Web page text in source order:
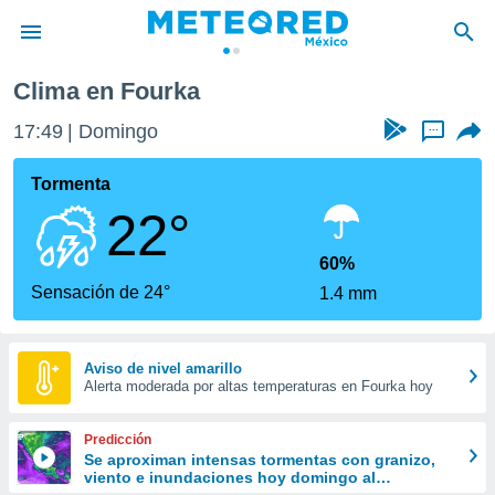
de
ha sido
para
que se
calidad.
a este
las
y
forma
digital
basada
Clima en Fourka
17:49 Domingo ...
Tormenta
22°
Sensación de 24°
60%
1.4 mm
Aviso de nivel amarillo
Alerta moderada por altas temperaturas en Fourka hoy
Predicción
Se aproximan intensas tormentas con granizo,
viento e inundaciones hoy domingo al